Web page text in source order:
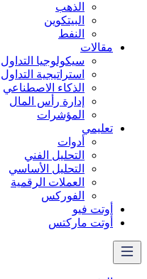
الذهب
البيتكوين
النفط
مقالات
سيكولوجيا التداول
استراتيجية التداول
الذكاء الاصطناعي
إدارة رأس المال
المؤشرات
تعليمي
أدوات
التحليل الفني
التحليل الأساسي
العملات الرقمية
الفوركس
أوتت فيو
أوتت ماركتس